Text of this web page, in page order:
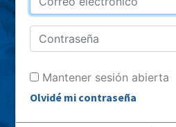
Mantener sesión abierta
Olvidé mi contraseña